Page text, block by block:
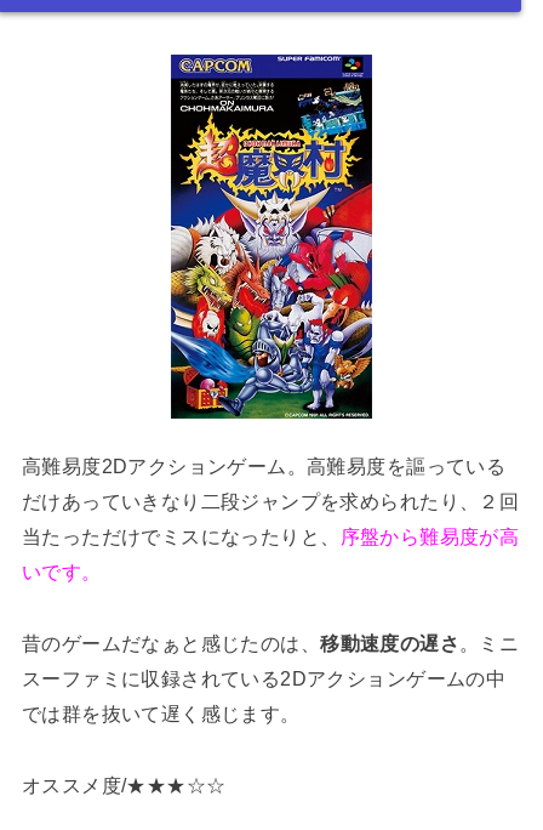
高難易度2Dアクションゲーム。高難易度を謳っている
だけあっていきなり二段ジャンプを求められたり、２回
当たっただけでミスになったりと、
序盤から難易度が高
いです。
昔のゲームだなぁと感じたのは、移動速度の遅さ
。ミニ
スーファミに収録されている2Dアクションゲームの中
では群を抜いて遅く感じます。
オススメ度/★★★☆☆